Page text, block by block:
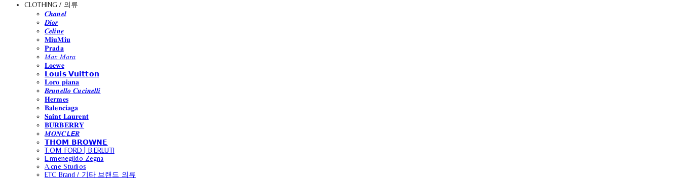
CLOTHING / 의류
𝑪𝒉𝒂𝒏𝒆𝒍
𝑫𝒊𝒐𝒓
𝑪𝒆𝒍𝒊𝒏𝒆
𝐌𝐢𝐮𝐌𝐢𝐮
𝐏𝐫𝐚𝐝𝐚
𝑀𝑎𝑥 𝑀𝑎𝑟𝑎
𝐋𝐨𝐞𝐰𝐞
𝗟𝗼𝘂𝗶𝘀 𝗩𝘂𝗶𝘁𝘁𝗼𝗻
𝐋𝐨𝐫𝐨 𝐩𝐢𝐚𝐧𝐚
𝑩𝒓𝒖𝒏𝒆𝒍𝒍𝒐 𝑪𝒖𝒄𝒊𝒏𝒆𝒍𝒍𝒊
𝐇𝐞𝐫𝐦𝐞𝐬
𝐁𝐚𝐥𝐞𝐧𝐜𝐢𝐚𝐠𝐚
𝐒𝐚𝐢𝐧𝐭 𝐋𝐚𝐮𝐫𝐞𝐧𝐭
𝐁𝐔𝐑𝐁𝐄𝐑𝐑𝐘
𝑴𝑶𝑵𝑪𝙇𝙀𝑹
𝗧𝗛𝗢𝗠 𝗕𝗥𝗢𝗪𝗡𝗘
T.OM FORD | B.ERLUTI
E.rmenegildo Zegna
A.cne Studios
ETC Brand / 기타 브랜드 의류